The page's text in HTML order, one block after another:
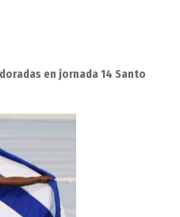
en jornada 14 Santo